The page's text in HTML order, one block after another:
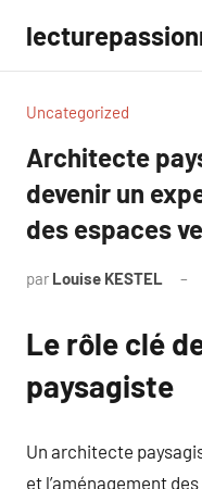
contenu
Uncategorized
Architecte
devenir un
des espaces
par Louise KESTEL
Le rôle clé
paysagiste
Un architecte
et l’aménagement